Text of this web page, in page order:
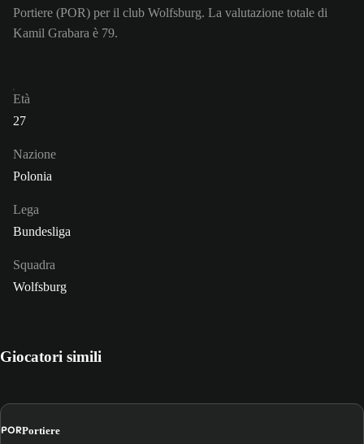
Portiere (POR) per il club Wolfsburg. La valutazione totale di
Kamil Grabara è 79.
Età
27
Nazione
Polonia
Lega
Bundesliga
Squadra
Wolfsburg
Giocatori simili
PORPortiere